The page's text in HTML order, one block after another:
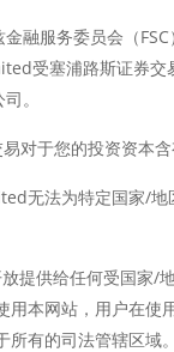
融服务委员会（
受塞浦路斯证券交
。
对于您的投资资本
无法为特定国家/
提供给任何受国家/
用本网站，用户在
所有的司法管辖区域